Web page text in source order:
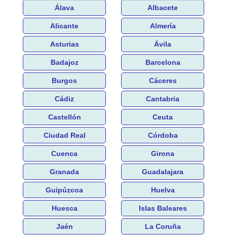
Álava Albacete
Alicante Almería
Asturias Ávila
Badajoz Barcelona
Burgos Cáceres
Cádiz Cantabria
Castellón Ceuta
Ciudad Real Córdoba
Cuenca Girona
Granada Guadalajara
Guipúzcoa Huelva
Huesca Islas Baleares
Jaén La Coruña